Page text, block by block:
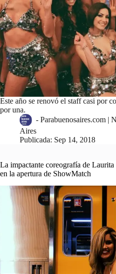
Este año se renovó el staff casi por
por una.
- Parabuenosaires.com |
Aires
Publicada: Sep 14, 2018
La impactante coreografía de
en la apertura de ShowMatch